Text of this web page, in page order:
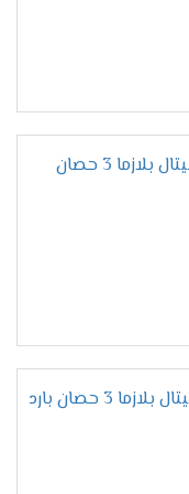
يرغب
على تقليل
الكهرباء
الماديه .
عالى الكفاءة
فى الصيف لتبريد
المرتفعه كما أننا
لتدفئة الغرفه
.
سعر تكييف فريش نيو بروفيشينال ديجيتال بلازما 3 حصان
حصان بارد